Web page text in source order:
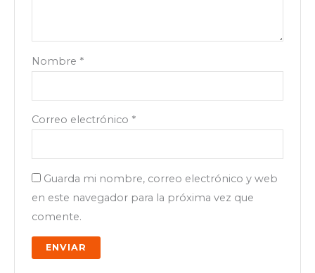
Nombre *
Correo electrónico *
Guarda mi nombre, correo electrónico y web
en este navegador para la próxima vez que
comente.